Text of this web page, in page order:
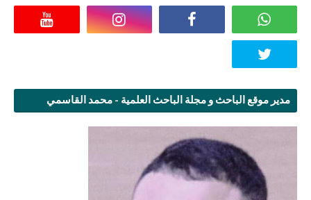
مدير موقع الباحث و مجلة الباحث العلمية - محمد القاسمي